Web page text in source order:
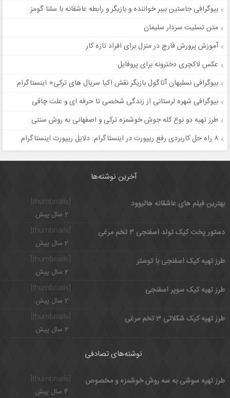
بیوگرافی جاستین بیبر خواننده و بازیگر و رابطه عاشقانه با سلنا گومز
متن تسلیت سردار سلیمان
آموزش پرورش قارچ در منزل برای افراد تازه کار
عکس لاکچری دخترونه برای پروفایل
بیوگرافی نسلیهان آتاگول بازیگر نقش اکیا سریال های ترکی+ اینستاگرام
بیوگرافی شهره لرستانی از زندگی شخصی تا حرفه ای و علت چاقی
طرز تهیه دو نوع کله جوش خوشمزه ترکی و اصفهانی به روش سنتی
۸ راه‌ حل کاربردی رفع ریپورت در اینستاگرام: دلایل ریپورت اینستاگرام
آخرین نوشته‌ها
بهترین فیلم های عاشقانه هالیوود
2 سال پیش
[thumbnails]
دستور پخت کیک تولد اسفنجی ۳ تخم مرغی
2 سال پیش
طرز تهیه کیک اسفنجی با توستر
2 سال پیش
[thumbnails]
طرز تهیه کیک سوپر اسفنجی
2 سال پیش
طرز تهیه کیک شکلاتی 3 تخم مرغی
2 سال پیش
نوشته‌های تصادفی
[thumbnails] طرز تهیه سوشی به سه روش خوشمزه و مخصوص
4 سال پیش